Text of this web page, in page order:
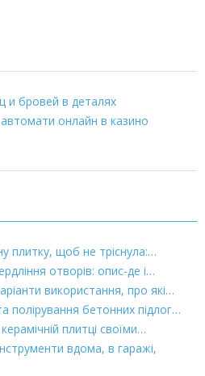
и бровей в деталях
автомати онлайн в казино
плитку, щоб не тріснула:…
отворів: опис-де і…
використання, про які…
полірування бетонних підлог…
плитці своїми…
вдома, в гаражі,